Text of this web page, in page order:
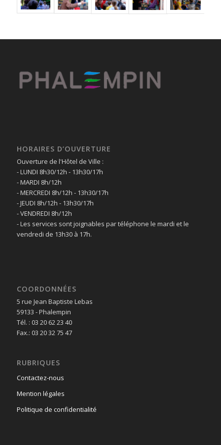
HORAIRES D’OUVERTURE
Ouverture de l'Hôtel de Ville :
- LUNDI 8h30/12h - 13h30/17h
- MARDI 8h/12h
- MERCREDI 8h/12h - 13h30/17h
- JEUDI 8h/12h - 13h30/17h
- VENDREDI 8h/12h
- Les services sont joignables par téléphone le mardi et le
vendredi de 13h30 à 17h.
COORDONNÉES
5 rue Jean Baptiste Lebas
59133 - Phalempin
Tél. : 03 20 62 23 40
Fax.: 03 20 32 75 47
RUBRIQUES
Contactez-nous
Mention légales
Politique de confidentialité